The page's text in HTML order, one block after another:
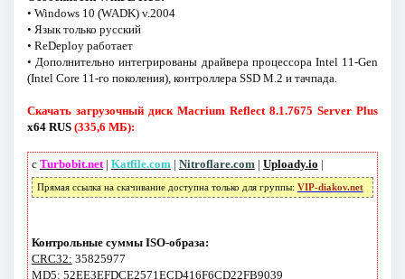
• Windows 10 (WADK) v.2004
• Язык только русский
• ReDeploy работает
• Дополнительно интегрированы драйвера процессора Intel 11-Gen
(Intel Core 11-го поколения), контроллера SSD M.2 и тачпада.
Скачать загрузочный диск Macrium Reflect 8.1.7675 Server Plus
x64 RUS(335,6 МБ):
с Turbobit.net| Katfile.com| Nitroflare.com| Uploady.io |
Прямая ссылка на скачивание доступна только для группы: VIP-diakov.net
Контрольные суммы ISO-образа:
CRC32: 35825977
MD5: 52EE3EFDCE2571ECD416F6CD22FB9039